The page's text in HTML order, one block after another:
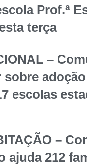
Prof.ª
terça
–
escolas
–
ajuda 212